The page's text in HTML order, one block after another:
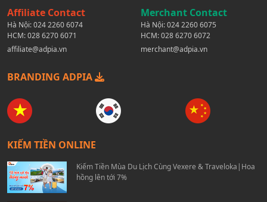
Affiliate Contact
Hà Nội:024 2260 6074
HCM:028 6270 6071
affiliate@adpia.vn
Merchant Contact
Hà Nội:024 2260 6075
HCM:028 6270 6072
merchant@adpia.vn
BRANDING ADPIA
KIẾM TIỀN ONLINE
Kiếm Tiền Mùa Du Lịch Cùng Vexere & Traveloka|Hoa
hồng lên tới 7%